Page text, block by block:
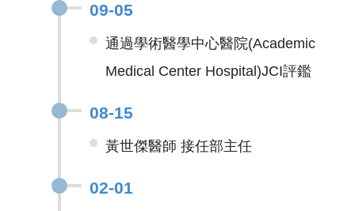
09-05
通過學術醫學中心醫院(Academic
Medical Center Hospital)JCI評鑑
08-15
黃世傑醫師 接任部主任
02-01